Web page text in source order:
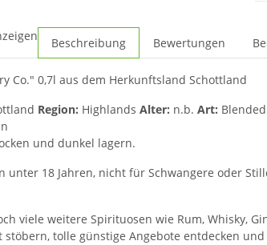
Beschreibung Bewertungen
Co." 0,7l aus dem Herkunftsland Schottland
Region: Highlands Alter: n.b. Art: Blended
und dunkel lagern.
unter 18 Jahren, nicht für Schwangere oder
viele weitere Spirituosen wie Rum, Whisky,
stöbern, tolle günstige Angebote entdecken